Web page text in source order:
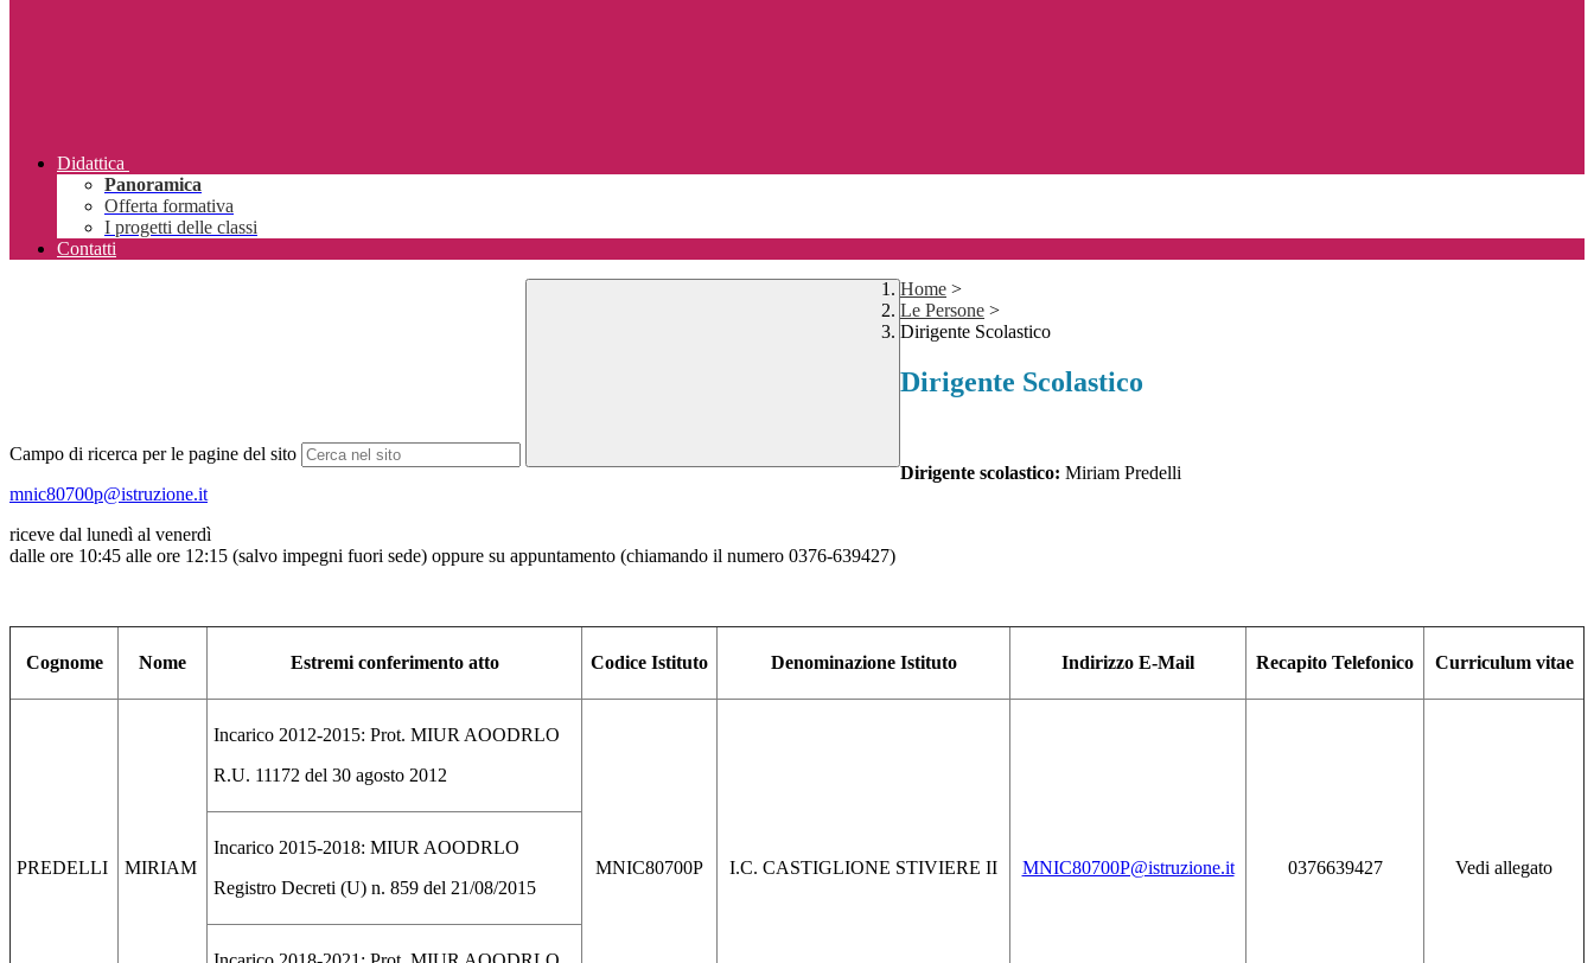
Didattica
Panoramica
Offerta formativa
I progetti delle classi
Contatti
Campo di ricerca per le pagine del sito
Home >
Le Persone >
Dirigente Scolastico
Dirigente Scolastico
Dirigente scolastico: Miriam Predelli
mnic80700p@istruzione.it
riceve dal lunedì al venerdì
dalle ore 10:45 alle ore 12:15 (salvo impegni fuori sede) oppure su appuntamento (chiamando il numero 0376-639427)
Cognome Nome Estremi conferimento atto Codice Istituto Denominazione Istituto Indirizzo E-Mail Recapito Telefonico Curriculum vitae
PREDELLI MIRIAM
Incarico 2012-2015: Prot. MIUR AOODRLO
R.U. 11172 del 30 agosto 2012
MNIC80700P I.C. CASTIGLIONE STIVIERE II MNIC80700P@istruzione.it 0376639427 Vedi allegato
Incarico 2015-2018: MIUR AOODRLO
Registro Decreti (U) n. 859 del 21/08/2015